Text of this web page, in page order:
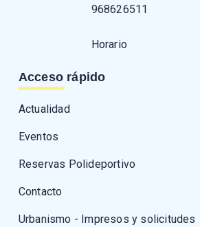
968626511
Horario
Acceso rápido
Actualidad
Eventos
Reservas Polideportivo
Contacto
Urbanismo - Impresos y solicitudes